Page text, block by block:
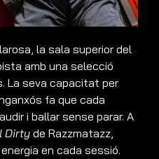
la sala superior del
amb una selecció
La seva capacitat per
fa que cada
i ballar sense parar. A
Dirtyde Razzmatazz,
en cada sessió.